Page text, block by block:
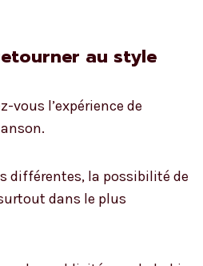
au style
vous l’expérience de
différentes, la possibilité de
dans le plus